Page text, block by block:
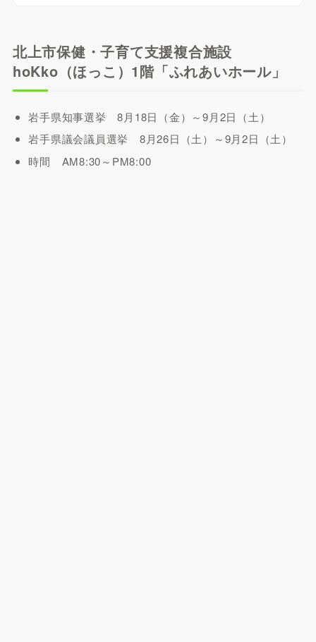
北上市保健・子育て支援複合施設
hoKko（ほっこ）1階「ふれあいホール」
岩手県知事選挙 8月18日（金）～9月2日（土）
岩手県議会議員選挙 8月26日（土）～9月2日（土）
時間 AM8:30～PM8:00